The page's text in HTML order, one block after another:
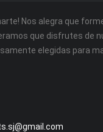
Nos alegra que
que disfrutes de
elegidas para